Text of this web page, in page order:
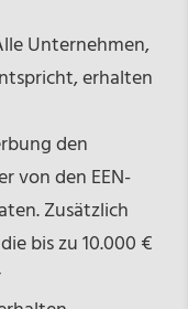
Unternehmen,
erhalten
den
von den EEN-
Zusätzlich
bis zu 10.000 €